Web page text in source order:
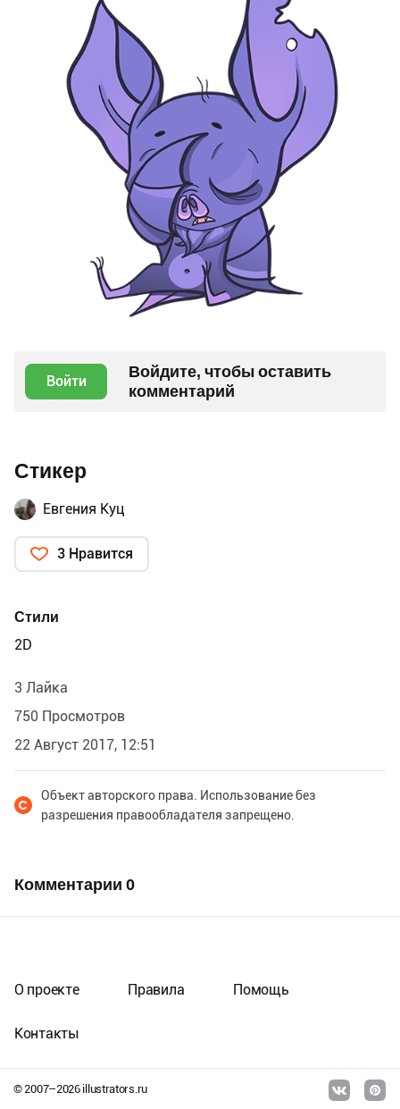
Войти
Войдите, чтобы оставить
комментарий
Стикер
Евгения Куц
3 Нравится
Стили
2D
3 Лайка
750 Просмотров
22 Август 2017, 12:51
Объект авторского права. Использование без
разрешения правообладателя запрещено.
Комментарии 0
© 2007–2026illustrators.ru
О проекте Правила Помощь
Контакты